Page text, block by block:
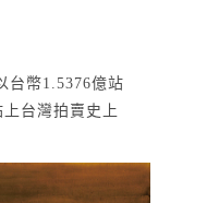
台幣1.5376億站
上台灣拍賣史上